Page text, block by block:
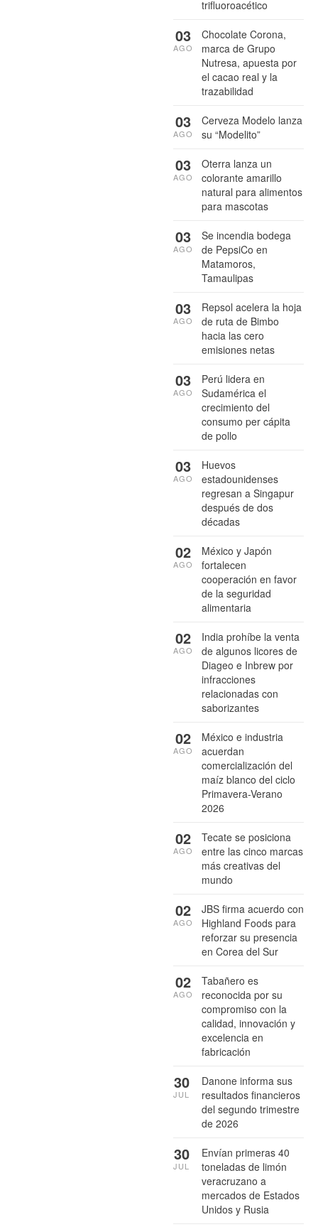
trifluoroacético
Chocolate Corona,
marca de Grupo
Nutresa, apuesta por
el cacao real y la
trazabilidad
03
AGO
Cerveza Modelo lanza
su “Modelito”
03
AGO
Oterra lanza un
colorante amarillo
natural para alimentos
para mascotas
03
AGO
Se incendia bodega
de PepsiCo en
Matamoros,
Tamaulipas
03
AGO
Repsol acelera la hoja
de ruta de Bimbo
hacia las cero
emisiones netas
03
AGO
Perú lidera en
Sudamérica el
crecimiento del
consumo per cápita
de pollo
03
AGO
Huevos
estadounidenses
regresan a Singapur
después de dos
décadas
03
AGO
México y Japón
fortalecen
cooperación en favor
de la seguridad
alimentaria
02
AGO
India prohíbe la venta
de algunos licores de
Diageo e Inbrew por
infracciones
relacionadas con
saborizantes
02
AGO
México e industria
acuerdan
comercialización del
maíz blanco del ciclo
Primavera-Verano
2026
02
AGO
Tecate se posiciona
entre las cinco marcas
más creativas del
mundo
02
AGO
JBS firma acuerdo con
Highland Foods para
reforzar su presencia
en Corea del Sur
02
AGO
Tabañero es
reconocida por su
compromiso con la
calidad, innovación y
excelencia en
fabricación
02
AGO
Danone informa sus
resultados financieros
del segundo trimestre
de 2026
30
JUL
Envían primeras 40
toneladas de limón
veracruzano a
mercados de Estados
Unidos y Rusia
30
JUL